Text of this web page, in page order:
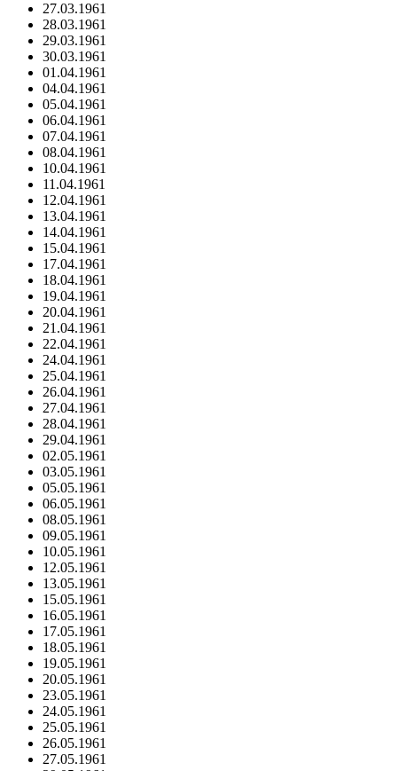
27.03.1961
28.03.1961
29.03.1961
30.03.1961
01.04.1961
04.04.1961
05.04.1961
06.04.1961
07.04.1961
08.04.1961
10.04.1961
11.04.1961
12.04.1961
13.04.1961
14.04.1961
15.04.1961
17.04.1961
18.04.1961
19.04.1961
20.04.1961
21.04.1961
22.04.1961
24.04.1961
25.04.1961
26.04.1961
27.04.1961
28.04.1961
29.04.1961
02.05.1961
03.05.1961
05.05.1961
06.05.1961
08.05.1961
09.05.1961
10.05.1961
12.05.1961
13.05.1961
15.05.1961
16.05.1961
17.05.1961
18.05.1961
19.05.1961
20.05.1961
23.05.1961
24.05.1961
25.05.1961
26.05.1961
27.05.1961